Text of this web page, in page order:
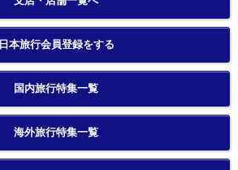
日本旅行会員登録をする
国内旅行特集一覧
海外旅行特集一覧